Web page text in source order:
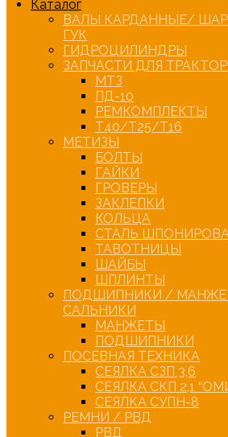
Каталог
ВАЛЫ КАРДАННЫЕ/
ГУК
ГИДРОЦИЛИНДРЫ
ЗАПЧАСТИ ДЛЯ
МТЗ
ПД-10
РЕМКОМПЛЕКТЫ
Т40/Т25/Т16
МЕТИЗЫ
БОЛТЫ
ГАЙКИ
ГРОВЕРЫ
ЗАКЛЕПКИ
КОЛЬЦА
СТАЛЬ
ТАВОТНИЦЫ
ШАЙБЫ
ШПЛИНТЫ
ПОДШИПНИКИ /
САЛЬНИКИ
МАНЖЕТЫ
ПОДШИПНИКИ
ПОСЕВНАЯ ТЕХНИКА
СЕЯЛКА СЗП 3,6
СЕЯЛКА СКП 2,1
СЕЯЛКА СУПН-8
РЕМНИ / РВД
РВД